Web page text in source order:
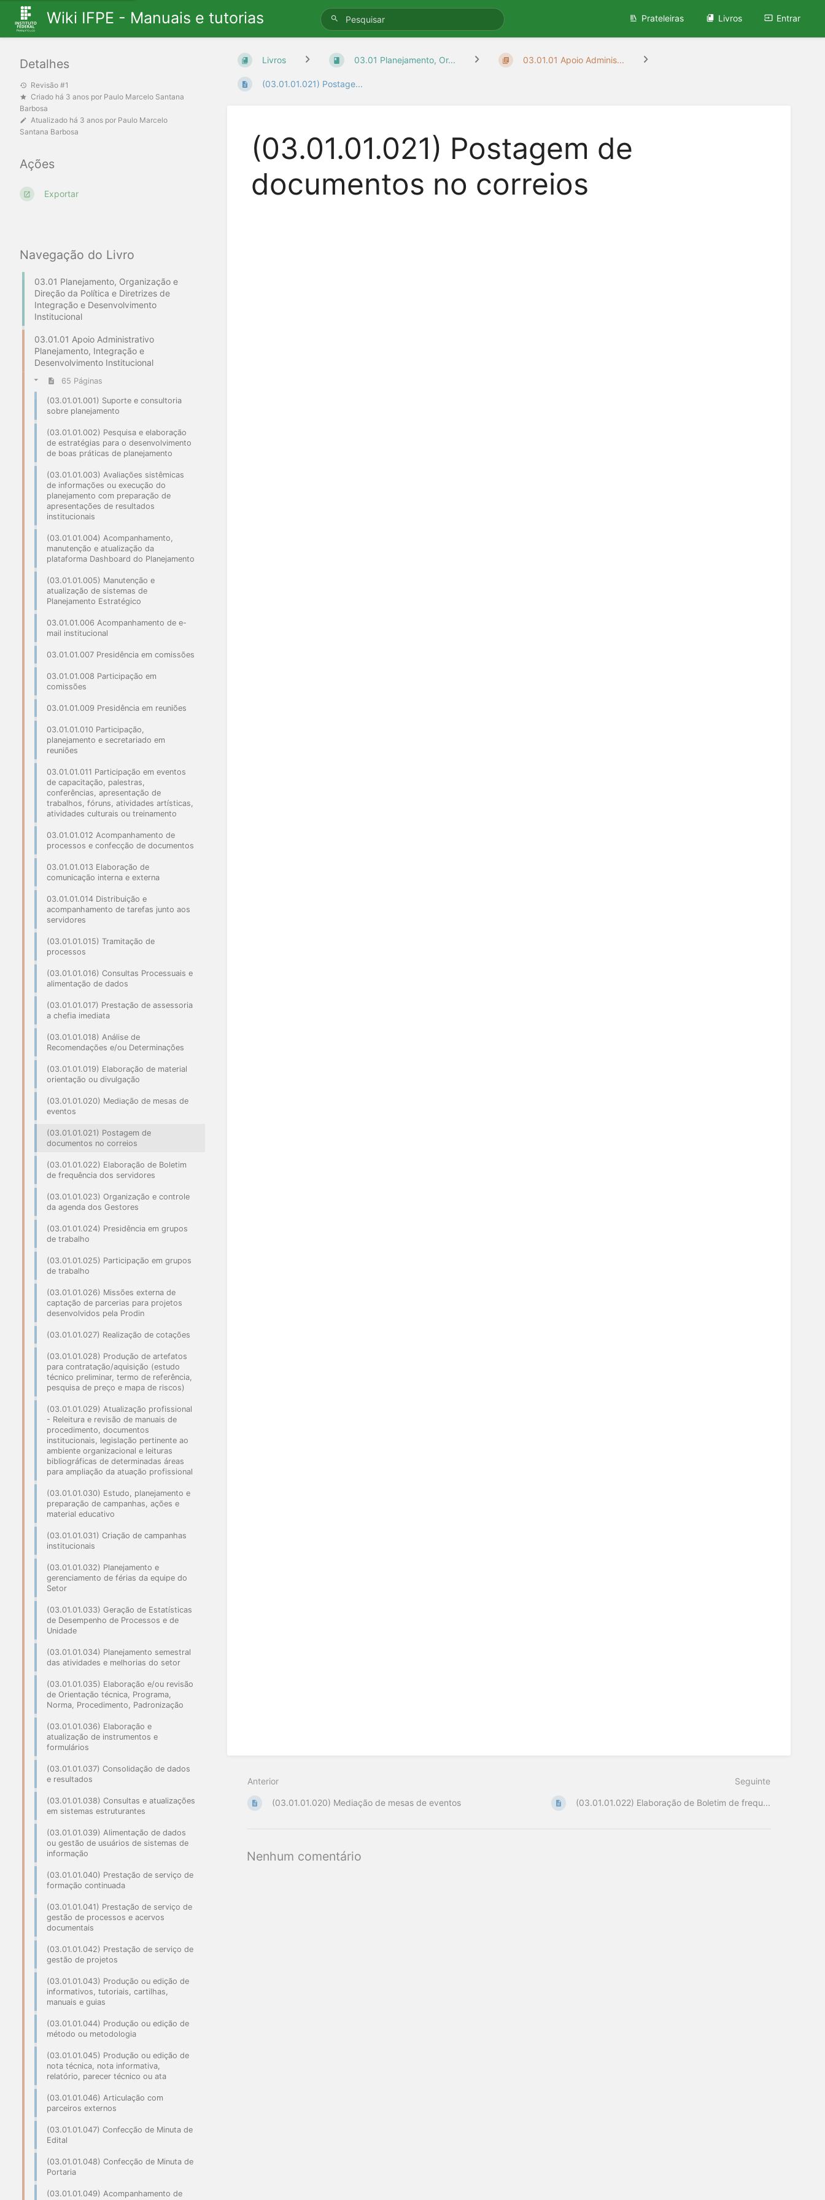
Wiki IFPE - Manuais e tutorias Prateleiras Livros Entrar
Navegação do Livro
03.01 Planejamento, Organização e
Direção da Política e Diretrizes de
Integração e Desenvolvimento
Institucional
03.01.01 Apoio Administrativo
Planejamento, Integração e
Desenvolvimento Institucional
65 Páginas
(03.01.01.001) Suporte e consultoria
sobre planejamento
(03.01.01.002) Pesquisa e elaboração
de estratégias para o desenvolvimento
de boas práticas de planejamento
(03.01.01.003) Avaliações sistêmicas
de informações ou execução do
planejamento com preparação de
apresentações de resultados
institucionais
(03.01.01.004) Acompanhamento,
manutenção e atualização da
plataforma Dashboard do Planejamento
(03.01.01.005) Manutenção e
atualização de sistemas de
Planejamento Estratégico
03.01.01.006 Acompanhamento de e-
mail institucional
03.01.01.007 Presidência em comissões
03.01.01.008 Participação em
comissões
03.01.01.009 Presidência em reuniões
03.01.01.010 Participação,
planejamento e secretariado em
reuniões
03.01.01.011 Participação em eventos
de capacitação, palestras,
conferências, apresentação de
trabalhos, fóruns, atividades artísticas,
atividades culturais ou treinamento
03.01.01.012 Acompanhamento de
processos e confecção de documentos
03.01.01.013 Elaboração de
comunicação interna e externa
03.01.01.014 Distribuição e
acompanhamento de tarefas junto aos
servidores
(03.01.01.015) Tramitação de
processos
(03.01.01.016) Consultas Processuais e
alimentação de dados
(03.01.01.017) Prestação de assessoria
a chefia imediata
(03.01.01.018) Análise de
Recomendações e/ou Determinações
(03.01.01.019) Elaboração de material
orientação ou divulgação
(03.01.01.020) Mediação de mesas de
eventos
(03.01.01.021) Postagem de
documentos no correios
(03.01.01.022) Elaboração de Boletim
de frequência dos servidores
(03.01.01.023) Organização e controle
da agenda dos Gestores
(03.01.01.024) Presidência em grupos
de trabalho
(03.01.01.025) Participação em grupos
de trabalho
(03.01.01.026) Missões externa de
captação de parcerias para projetos
desenvolvidos pela Prodin
(03.01.01.027) Realização de cotações
(03.01.01.028) Produção de artefatos
para contratação/aquisição (estudo
técnico preliminar, termo de referência,
pesquisa de preço e mapa de riscos)
(03.01.01.029) Atualização profissional
- Releitura e revisão de manuais de
procedimento, documentos
institucionais, legislação pertinente ao
ambiente organizacional e leituras
bibliográficas de determinadas áreas
para ampliação da atuação profissional
(03.01.01.030) Estudo, planejamento e
preparação de campanhas, ações e
material educativo
(03.01.01.031) Criação de campanhas
institucionais
(03.01.01.032) Planejamento e
gerenciamento de férias da equipe do
Setor
(03.01.01.033) Geração de Estatísticas
de Desempenho de Processos e de
Unidade
(03.01.01.034) Planejamento semestral
das atividades e melhorias do setor
(03.01.01.035) Elaboração e/ou revisão
de Orientação técnica, Programa,
Norma, Procedimento, Padronização
(03.01.01.036) Elaboração e
atualização de instrumentos e
formulários
(03.01.01.037) Consolidação de dados
e resultados
(03.01.01.038) Consultas e atualizações
em sistemas estruturantes
(03.01.01.039) Alimentação de dados
ou gestão de usuários de sistemas de
informação
(03.01.01.040) Prestação de serviço de
formação continuada
(03.01.01.041) Prestação de serviço de
gestão de processos e acervos
documentais
(03.01.01.042) Prestação de serviço de
gestão de projetos
(03.01.01.043) Produção ou edição de
informativos, tutoriais, cartilhas,
manuais e guias
(03.01.01.044) Produção ou edição de
método ou metodologia
(03.01.01.045) Produção ou edição de
nota técnica, nota informativa,
relatório, parecer técnico ou ata
(03.01.01.046) Articulação com
parceiros externos
(03.01.01.047) Confecção de Minuta de
Edital
(03.01.01.048) Confecção de Minuta de
Portaria
(03.01.01.049) Acompanhamento de
Livros 03.01 Planejamento, Or... 03.01.01 Apoio Adminis...
(03.01.01.021) Postage...
(03.01.01.021) Postagem de
documentos no correios
Anterior
(03.01.01.020) Mediação de mesas de eventos
Seguinte
(03.01.01.022) Elaboração de Boletim de frequ...
Nenhum comentário
Detalhes
Revisão #1
Criado há 3 anos por Paulo Marcelo Santana
Barbosa
Atualizado há 3 anos por Paulo Marcelo
Santana Barbosa
Ações
Exportar